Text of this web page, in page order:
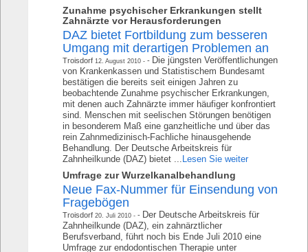
Zunahme psychischer Erkrankungen stellt
Zahnärzte vor Herausforderungen
DAZ bietet Fortbildung zum besseren
Umgang mit derartigen Problemen an
Troisdorf 12. August 2010
Die jüngsten Veröffentlichungen
von Krankenkassen und Statistischem Bundesamt
bestätigen die bereits seit einigen Jahren zu
beobachtende Zunahme psychischer Erkrankungen,
mit denen auch Zahnärzte immer häufiger konfrontiert
sind. Menschen mit seelischen Störungen benötigen
in besonderem Maß eine ganzheitliche und über das
rein Zahnmedizinisch-Fachliche hinausgehende
Behandlung. Der Deutsche Arbeitskreis für
Zahnheilkunde (DAZ) bietet ...
Lesen Sie weiter
Umfrage zur Wurzelkanalbehandlung
Neue Fax-Nummer für Einsendung von
Fragebögen
Troisdorf 20. Juli 2010
Der Deutsche Arbeitskreis für
Zahnheilkunde (DAZ), ein zahnärztlicher
Berufsverband, führt noch bis Ende Juli 2010 eine
Umfrage zur endodontischen Therapie unter